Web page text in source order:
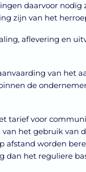
daarvoor nodig
zijn van het
aflevering en
van het
de
tarief voor
het gebruik van
afstand worden
dan het reguliere